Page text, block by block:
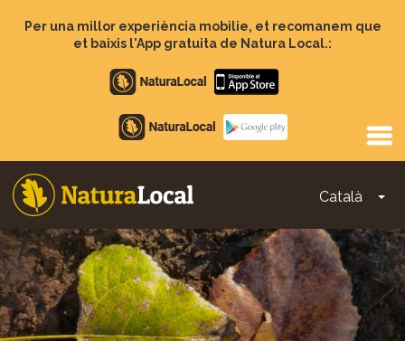
Per una millor experiència mobilie, et recomanem que
et baixis l'App gratuita de Natura Local.:
Apple
store
Google
Play
Català
Main
navigation